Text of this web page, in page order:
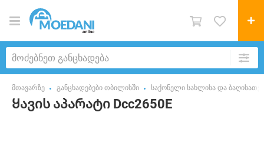
მთავარზე განცხადებები თბილისში საქონელი სახლისა და
Ყავის აპარატი Dcc2650E